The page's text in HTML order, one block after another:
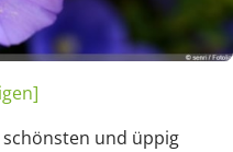
und üppig